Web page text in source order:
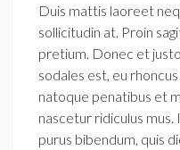
Duis mattis laoreet
sollicitudin at. Proin
pretium. Donec et
sodales est, eu
natoque penatibus et
nascetur ridiculus
purus bibendum, quis